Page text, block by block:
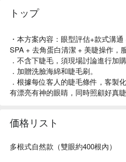
トップ
・本方案內容：眼型評估+款式溝
SPA + 去角蛋白清潔 + 美睫操作，
．不含下睫毛，須現場討論進行加購
．加贈洗臉海綿和睫毛刷。
．根據每位客人的睫毛條件，客製
有漂亮有神的眼睛，同時照顧好真
価格リスト
多根式自然款（雙眼約400根內）